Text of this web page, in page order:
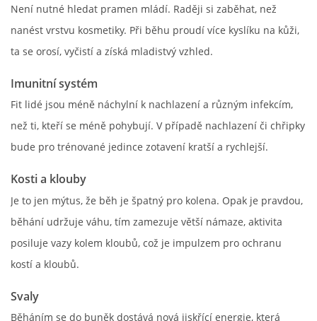
Není nutné hledat pramen mládí. Raději si zaběhat, než
nanést vrstvu kosmetiky. Při běhu proudí více kyslíku na kůži,
ta se orosí, vyčistí a získá mladistvý vzhled.
Imunitní systém
Fit lidé jsou méně náchylní k nachlazení a různým infekcím,
než ti, kteří se méně pohybují. V případě nachlazení či chřipky
bude pro trénované jedince zotavení kratší a rychlejší.
Kosti a klouby
Je to jen mýtus, že běh je špatný pro kolena. Opak je pravdou,
běhání udržuje váhu, tím zamezuje větší námaze, aktivita
posiluje vazy kolem kloubů, což je impulzem pro ochranu
kostí a kloubů.
Svaly
Běháním se do buněk dostává nová jiskřící energie, která